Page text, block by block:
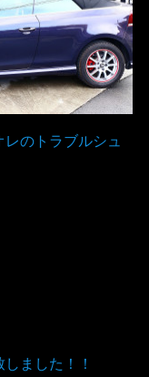
のトラブルシュ
ました！！